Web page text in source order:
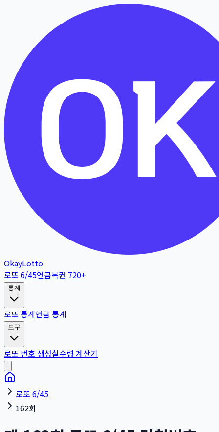
OkayLotto
로또 6/45연금복권 720+
통계
로또 통계연금 통계
도구
로또 번호 생성실수령 계산기
로또 6/45
162회